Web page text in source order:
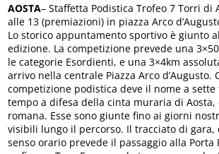
AOSTA– Staffetta Podistica Trofeo 7 Torri di
alle 13 (premiazioni) in piazza Arco
Lo storico appuntamento sportivo è giunto
edizione. La competizione prevede una
le categorie Esordienti, e una 3×4km
arrivo nella centrale Piazza Arco d’Augusto.
competizione podistica deve il nome a
tempo a difesa della cinta muraria di Aosta,
romana. Esse sono giunte fino ai giorni
visibili lungo il percorso. Il tracciato di gara,
senso orario prevede il passaggio alla Porta